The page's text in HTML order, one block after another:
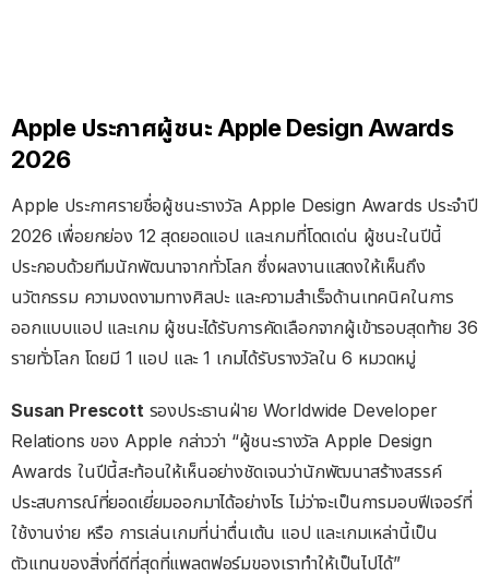
Apple ประกาศผู้ชนะ Apple Design Awards
2026
Apple ประกาศรายชื่อผู้ชนะรางวัล Apple Design Awards ประจำปี
2026 เพื่อยกย่อง 12 สุดยอดแอป และเกมที่โดดเด่น ผู้ชนะในปีนี้
ประกอบด้วยทีมนักพัฒนาจากทั่วโลก ซึ่งผลงานแสดงให้เห็นถึง
นวัตกรรม ความงดงามทางศิลปะ และความสำเร็จด้านเทคนิคในการ
ออกแบบแอป และเกม ผู้ชนะได้รับการคัดเลือกจากผู้เข้ารอบสุดท้าย 36
รายทั่วโลก โดยมี 1 แอป และ 1 เกมได้รับรางวัลใน 6 หมวดหมู่
Susan Prescottรองประธานฝ่าย Worldwide Developer
Relations ของ Apple กล่าวว่า “ผู้ชนะรางวัล Apple Design
Awards ในปีนี้สะท้อนให้เห็นอย่างชัดเจนว่านักพัฒนาสร้างสรรค์
ประสบการณ์ที่ยอดเยี่ยมออกมาได้อย่างไร ไม่ว่าจะเป็นการมอบฟีเจอร์ที่
ใช้งานง่าย หรือ การเล่นเกมที่น่าตื่นเต้น แอป และเกมเหล่านี้เป็น
ตัวแทนของสิ่งที่ดีที่สุดที่แพลตฟอร์มของเราทำให้เป็นไปได้”